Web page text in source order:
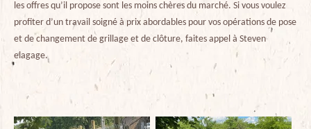
les offres qu’il propose sont les moins chères du marché. Si vous voulez
profiter d’un travail soigné à prix abordables pour vos opérations de pose
et de changement de grillage et de clôture, faites appel à Steven
elagage.